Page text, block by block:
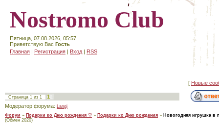
Nostromo Club
Пятница, 07.08.2026, 05:57
Приветствую Вас Гость
Главная | Регистрация | Вход | RSS
[ Новые
Страница 1 из 1
1
Модератор форума: Langi
Форум » Подарки ко Дню рождения ♡ » Подарки ко Дню рождения » Новогодняя игрушка в
(Обмен 2020)